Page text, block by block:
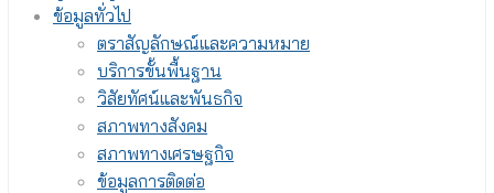
ข้อมูลทั่วไป
ตราสัญลักษณ์และความหมาย
บริการขั้นพื้นฐาน
วิสัยทัศน์และพันธกิจ
สภาพทางสังคม
สภาพทางเศรษฐกิจ
ข้อมูลการติดต่อ